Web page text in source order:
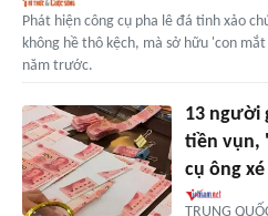
Phát hiện công cụ pha lê đá tinh xảo
không hề thô kệch, mà sở hữu 'con
năm trước.
13 người
tiền vụn,
cụ ông
TRUNG